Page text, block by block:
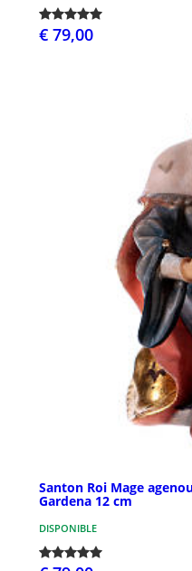
€ 79,00
Santon Roi Mage
Gardena 12 cm
DISPONIBLE